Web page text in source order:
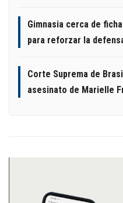
Gimnasia cerca de
para reforzar la
Corte Suprema de
asesinato de Marielle